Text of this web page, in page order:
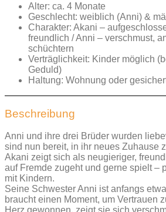
Alter: ca. 4 Monate
Geschlecht: weiblich (Anni) &
Charakter: Akani –
freundlich / Anni – verschmust,
schüchtern
Verträglichkeit: Kinder möglich
Geduld)
Haltung: Wohnung oder
Beschreibung
Anni und ihre drei Brüder wurden
sind nun bereit, in ihr neues Zuhause
Akani zeigt sich als neugieriger,
auf Fremde zugeht und gerne spielt –
mit Kindern.
Seine Schwester Anni ist anfangs
braucht einen Moment, um Vertrauen